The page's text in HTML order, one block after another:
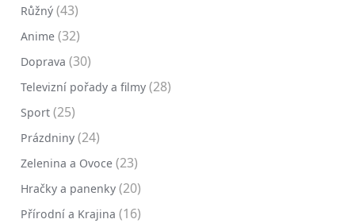
Růžný (43)
Anime (32)
Doprava (30)
Televizní pořady a filmy (28)
Sport (25)
Prázdniny (24)
Zelenina a Ovoce (23)
Hračky a panenky (20)
Přírodní a Krajina (16)